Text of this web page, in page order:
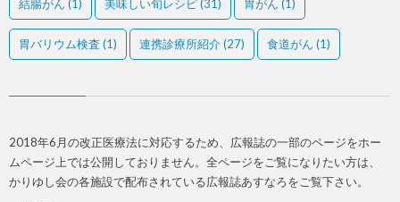
結腸がん (1) 美味しい旬レシピ(31) 胃がん (1)
胃バリウム検査 (1) 連携診療所紹介(27) 食道がん (1)
2018年6月の改正医療法に対応するため、広報誌の一部のページをホー
ムページ上では公開しておりません。全ページをご覧になりたい方は、
かりゆし会の各施設で配布されている広報誌あすなろをご覧下さい。